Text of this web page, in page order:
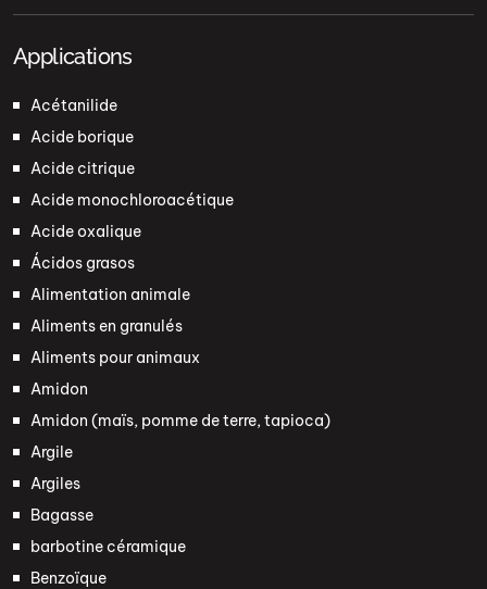
Applications
Acétanilide
Acide borique
Acide citrique
Acide monochloroacétique
Acide oxalique
Ácidos grasos
Alimentation animale
Aliments en granulés
Aliments pour animaux
Amidon
Amidon (maïs, pomme de terre, tapioca)
Argile
Argiles
Bagasse
barbotine céramique
Benzoïque